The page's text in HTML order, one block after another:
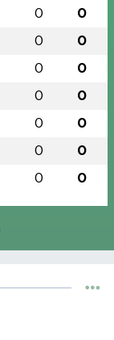
0 0
0 0
0 0
0 0
0 0
0 0
0 0